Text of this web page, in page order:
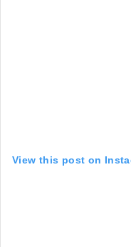
View this post on